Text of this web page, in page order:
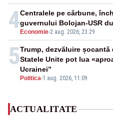
4 Economie-2 aug. 2026, 23:29
Centralele pe cărbune,
guvernului Bolojan-USR
5
Politica-1 aug. 2026, 11:09
Trump, dezvăluire
Statele Unite pot lua
Ucrainei”
ACTUALITATE